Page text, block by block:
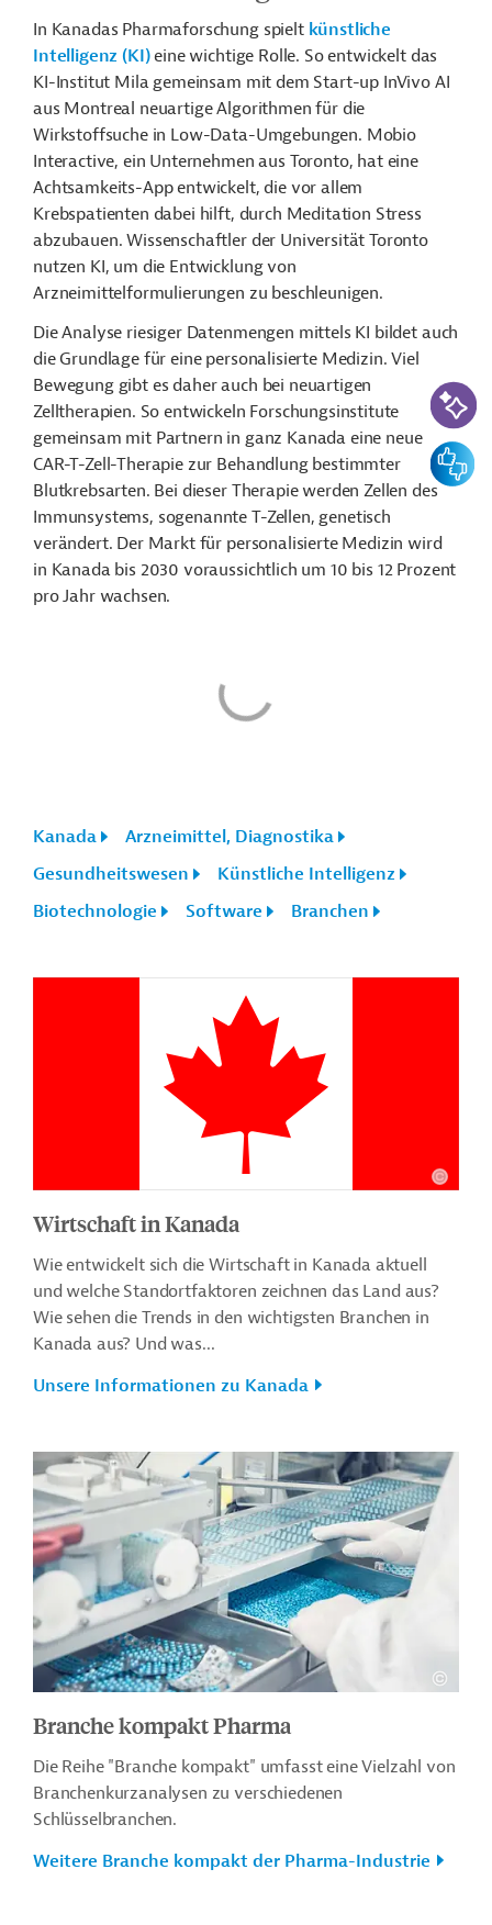
In Kanadas Pharmaforschung spielt künstliche
Intelligenz (KI)eine wichtige Rolle. So entwickelt das
KI-Institut Mila gemeinsam mit dem Start-up InVivo AI
aus Montreal neuartige Algorithmen für die
Wirkstoffsuche in Low-Data-Umgebungen. Mobio
Interactive, ein Unternehmen aus Toronto, hat eine
Achtsamkeits-App entwickelt, die vor allem
Krebspatienten dabei hilft, durch Meditation Stress
abzubauen. Wissenschaftler der Universität Toronto
nutzen KI, um die Entwicklung von
Arzneimittelformulierungen zu beschleunigen.
Die Analyse riesiger Datenmengen mittels KI bildet auch
die Grundlage für eine personalisierte Medizin. Viel
Bewegung gibt es daher auch bei neuartigen
Zelltherapien. So entwickeln Forschungsinstitute
gemeinsam mit Partnern in ganz Kanada eine neue
CAR-T-Zell-Therapie zur Behandlung bestimmter
Blutkrebsarten. Bei dieser Therapie werden Zellen des
Immunsystems, sogenannte T-Zellen, genetisch
verändert. Der Markt für personalisierte Medizin wird
in Kanada bis 2030 voraussichtlich um 10 bis 12 Prozent
pro Jahr wachsen.
Kanada
Arzneimittel, Diagnostika
Gesundheitswesen
Künstliche Intelligenz
Biotechnologie
Software Branchen
Wirtschaft in Kanada
Wie entwickelt sich die Wirtschaft in Kanada aktuell
und welche Standortfaktoren zeichnen das Land aus?
Wie sehen die Trends in den wichtigsten Branchen in
Kanada aus? Und was...
Unsere Informationen zu Kanada
Branche kompakt Pharma
Die Reihe "Branche kompakt" umfasst eine Vielzahl von
Branchenkurzanalysen zu verschiedenen
Schlüsselbranchen.
Weitere Branche kompakt der Pharma-Industrie
KI-